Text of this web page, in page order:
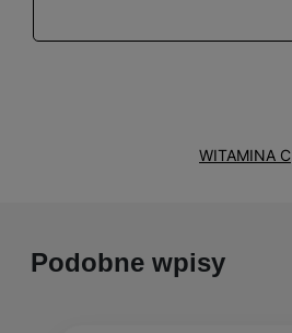
WITAMINA C
Podobne wpisy